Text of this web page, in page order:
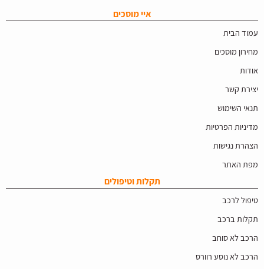
איי מוסכים
עמוד הבית
מחירון מוסכים
אודות
יצירת קשר
תנאי השימוש
מדיניות הפרטיות
הצהרת נגישות
מפת האתר
תקלות וטיפולים
טיפול לרכב
תקלות ברכב
הרכב לא סוחב
הרכב לא נוסע רוורס